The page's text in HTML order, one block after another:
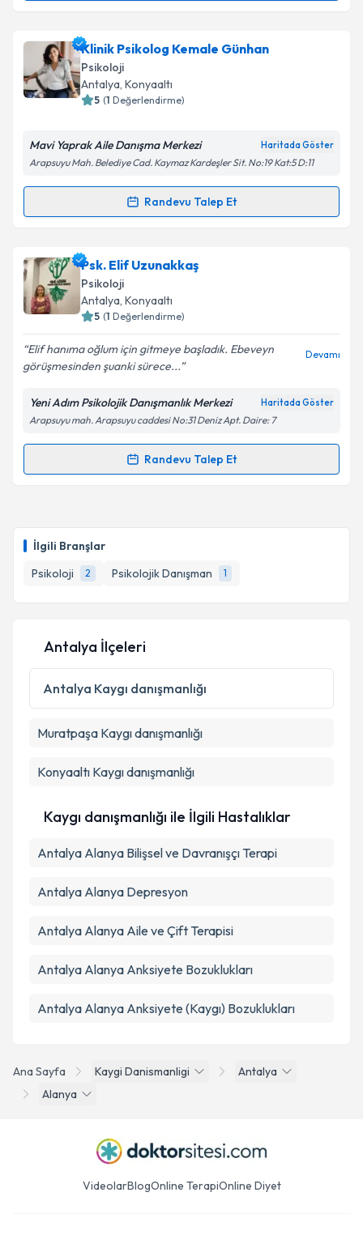
İlgili Branşlar
Psikoloji
2 Psikolojik Danışman 1
Psk. Cennet Çağaniçin randevu takvimi talebi
oluşturun. Size bu uzmandan randevu almanız için bir
takvim hazırlandığında e-posta ile bilgilendireceğiz.
Kişisel verilerimin işlenmesine ilişkinAydınlatma
'ni okudum ve kişisel verilerimin belirtilen
Takvim Talebini Gönder
Klinik Psikolog Kemale Günhan
Psikoloji
Antalya, Konyaaltı
5 (1 Değerlendirme)
Mavi Yaprak Aile Danışma Merkezi Haritada Göster
Arapsuyu Mah. Belediye Cad. Kaymaz Kardeşler Sit. No:19 Kat:5 D:11
Randevu Talep Et
Randevu Takvimi Talebi
Klinik Psikolog Kemale Günhan
takvimi talebi oluşturun. Size bu uzmandan randevu
almanız için bir takvim hazırlandığında e-posta ile
bilgilendireceğiz.
E-posta Adresiniz
Kişisel verilerimin işlenmesine ilişkinAydınlatma
Metni'ni okudum ve kişisel verilerimin belirtilen
kapsamda işlenmesini kabul ediyorum.
Psk. Elif Uzunakkaş
Psikoloji
Antalya, Konyaaltı
5 (1 Değerlendirme)
Elif hanıma oğlum için gitmeye başladık. Ebeveyn
görüşmesinden şuanki sürece...
Devamı
Yeni Adım Psikolojik Danışmanlık Merkezi Haritada Göster
Arapsuyu mah. Arapsuyu caddesi No:31 Deniz Apt. Daire: 7
Randevu Talep Et
Randevu Takvimi Talebi
takvim hazırlandığında e-posta ile bilgilendireceğiz.
E-posta Adresiniz
Kişisel verilerimin işlenmesine ilişkinAydınlatma
Metni
'ni okudum ve kişisel verilerimin belirtilen
kapsamda işlenmesini kabul ediyorum.
Ana Sayfa Kaygi Danismanligi
Antalya
Alanya
Antalya İlçeleri
Antalya Kaygı danışmanlığı
Muratpaşa Kaygı danışmanlığı
Konyaaltı Kaygı danışmanlığı
Kaygı danışmanlığı ile İlgili Hastalıklar
Antalya Alanya Bilişsel ve Davranışçı Terapi
Antalya Alanya Depresyon
Antalya Alanya Aile ve Çift Terapisi
Antalya Alanya Anksiyete Bozuklukları
Antalya Alanya Anksiyete (Kaygı) Bozuklukları
VideolarBlogOnline TerapiOnline Diyet